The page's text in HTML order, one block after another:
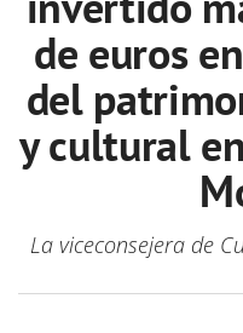
de euros
del
y cultural
La viceconsejera de